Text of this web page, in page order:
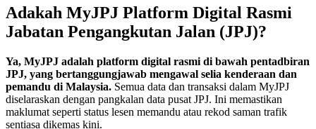
Adakah MyJPJ Platform Digital Rasmi
Jabatan Pengangkutan Jalan (JPJ)?
Ya, MyJPJ adalah platform digital rasmi di bawah pentadbiran
JPJ, yang bertanggungjawab mengawal selia kenderaan dan
pemandu di Malaysia. Semua data dan transaksi dalam MyJPJ
diselaraskan dengan pangkalan data pusat JPJ. Ini memastikan
maklumat seperti status lesen memandu atau rekod saman trafik
sentiasa dikemas kini.